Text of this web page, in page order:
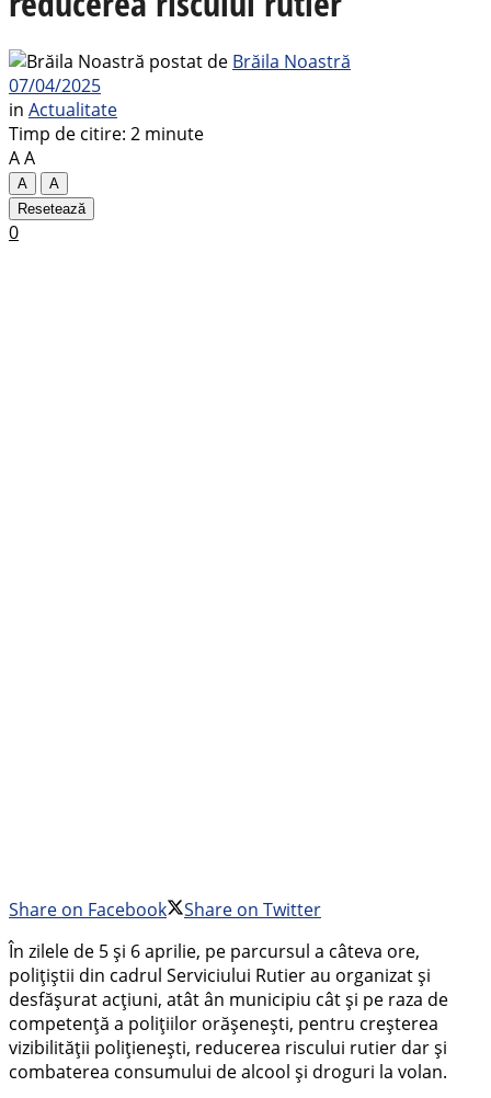
postat de Brăila Noastră
07/04/2025
in Actualitate
Timp de citire: 2 minute
AA
A
A
Resetează
0
Share on Facebook
Share on Twitter
În zilele de 5 și 6 aprilie, pe parcursul a câteva ore,
polițiștii din cadrul Serviciului Rutier au organizat și
desfășurat acțiuni, atât ân municipiu cât și pe raza de
competență a polițiilor orășenești, pentru creșterea
vizibilității polițienești, reducerea riscului rutier dar și
combaterea consumului de alcool și droguri la volan.